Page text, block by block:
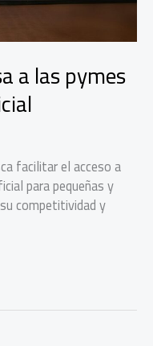
a las pymes
facilitar el acceso a
para pequeñas y
competitividad y